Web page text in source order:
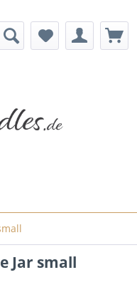
Jar small